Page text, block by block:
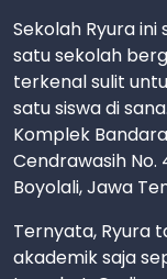
Sekolah Ryura
satu sekolah
terkenal sulit
satu siswa di
Komplek
Cendrawasih No.
Boyolali, Jawa
Ternyata, Ryura
akademik saja